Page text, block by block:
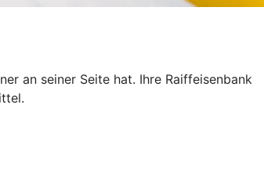
an seiner Seite hat. Ihre Raiffeisenbank